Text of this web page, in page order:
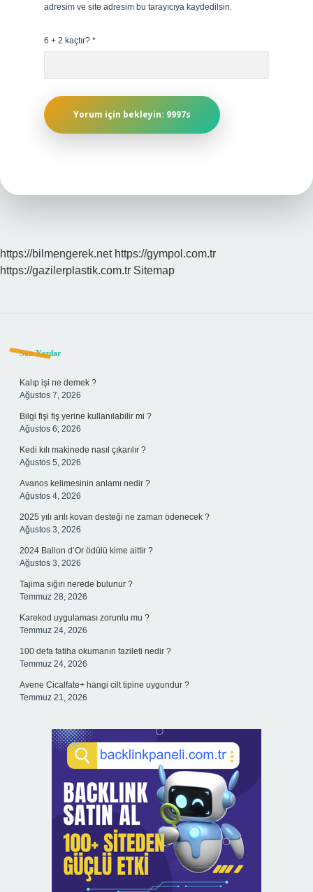
adresim ve site adresim bu tarayıcıya kaydedilsin.
6 + 2 kaçtır? *
https://bilmengerek.net https://gympol.com.tr
https://gazilerplastik.com.tr Sitemap
Sidebar
Son Yazılar
Kalıp işi ne demek ?
Ağustos 7, 2026
Bilgi fişi fiş yerine kullanılabilir mi ?
Ağustos 6, 2026
Kedi kılı makinede nasıl çıkarılır ?
Ağustos 5, 2026
Avanos kelimesinin anlamı nedir ?
Ağustos 4, 2026
2025 yılı arılı kovan desteği ne zaman ödenecek ?
Ağustos 3, 2026
2024 Ballon d’Or ödülü kime aittir ?
Ağustos 3, 2026
Tajima sığırı nerede bulunur ?
Temmuz 28, 2026
Karekod uygulaması zorunlu mu ?
Temmuz 24, 2026
100 defa fatiha okumanın fazileti nedir ?
Temmuz 24, 2026
Avene Cicalfate+ hangi cilt tipine uygundur ?
Temmuz 21, 2026